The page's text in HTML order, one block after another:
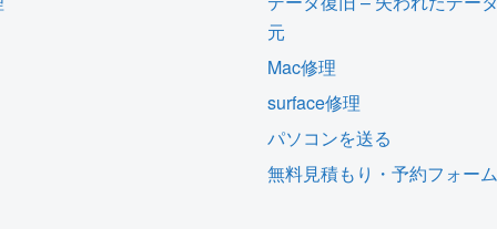
元
Mac修理
surface修理
パソコンを送る
無料見積もり・予約フォーム